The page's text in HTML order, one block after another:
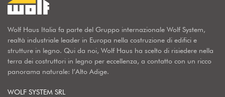
Wolf Haus Italia fa parte del Gruppo internazionale Wolf System,
realtà industriale leader in Europa nella costruzione di edifici e
strutture in legno. Qui da noi, Wolf Haus ha scelto di risiedere nella
terra dei costruttori in legno per eccellenza, a contatto con un ricco
panorama naturale: l’Alto Adige.
WOLF SYSTEM SRL